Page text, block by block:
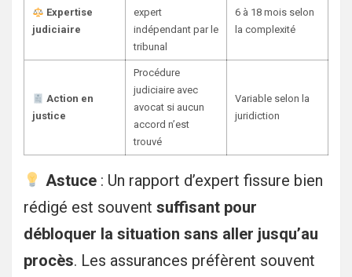
Expertise
judiciaire
expert
indépendant par le
tribunal
6 à 18 mois selon
la complexité
Action en
justice
Procédure
judiciaire avec
avocat si aucun
accord n’est
trouvé
Variable selon la
juridiction
Astuce: Un rapport d’expert fissure bien
rédigé est souvent suffisant pour
débloquer la situation sans aller jusqu’au
procès. Les assurances préfèrent souvent